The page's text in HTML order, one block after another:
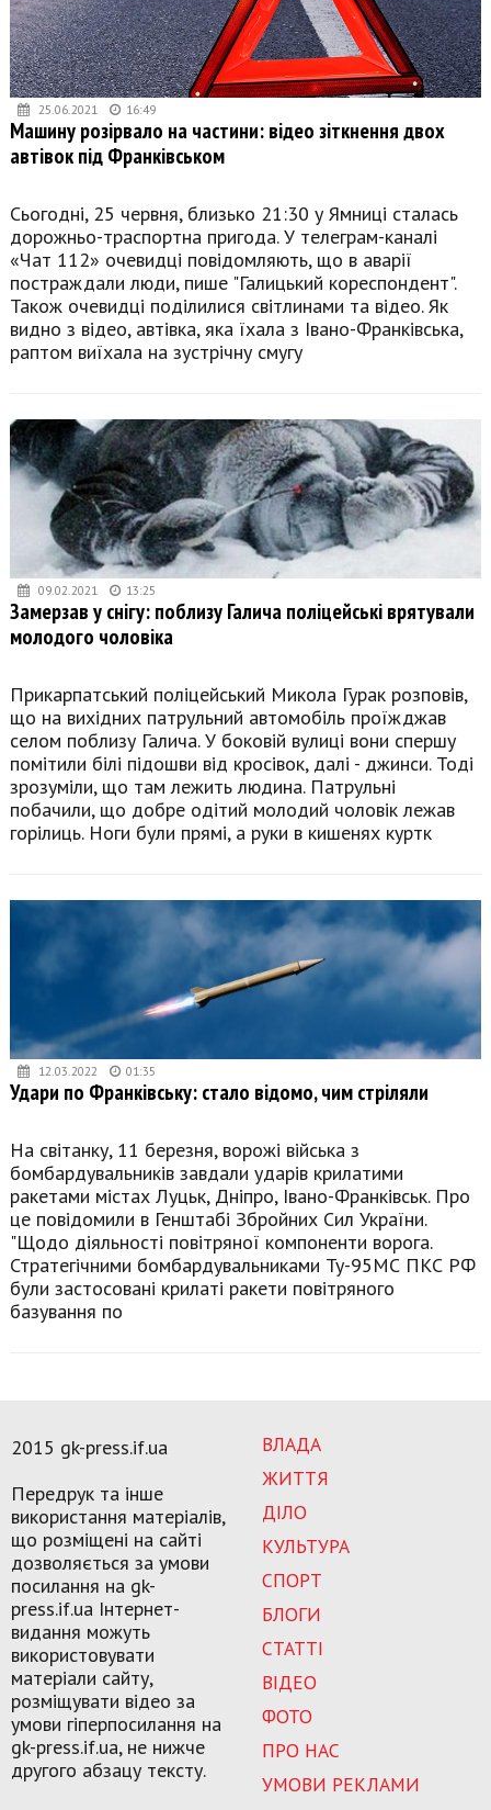
25.06.2021 16:49
Машину розірвало на частини: відео зіткнення двох
автівок під Франківськом
Сьогодні, 25 червня, близько 21:30 у Ямниці сталась
дорожньо-траспортна пригода. У телеграм-каналі
«Чат 112» очевидці повідомляють, що в аварії
постраждали люди, пише "Галицький кореспондент".
Також очевидці поділилися світлинами та відео. Як
видно з відео, автівка, яка їхала з Івано-Франківська,
раптом виїхала на зустрічну смугу
09.02.2021 13:25
Замерзав у снігу: поблизу Галича поліцейські врятували
молодого чоловіка
Прикарпатський поліцейський Микола Гурак розповів,
що на вихідних патрульний автомобіль проїжджав
селом поблизу Галича. У боковій вулиці вони спершу
помітили білі підошви від кросівок, далі - джинси. Тоді
зрозуміли, що там лежить людина. Патрульні
побачили, що добре одітий молодий чоловік лежав
горілиць. Ноги були прямі, а руки в кишенях куртк
12.03.2022 01:35
Удари по Франківську: стало відомо, чим стріляли
На світанку, 11 березня, ворожі війська з
бомбардувальників завдали ударів крилатими
ракетами містах Луцьк, Дніпро, Івано-Франківськ. Про
це повідомили в Генштабі Збройних Сил України.
"Щодо діяльності повітряної компоненти ворога.
Стратегічними бомбардувальниками Ту-95МС ПКС РФ
були застосовані крилаті ракети повітряного
базування по
ВЛАДА
ЖИТТЯ
ДІЛО
КУЛЬТУРА
СПОРТ
БЛОГИ
СТАТТІ
ВІДЕО
ФОТО
ПРО НАС
УМОВИ РЕКЛАМИ
2015 gk-press.if.ua
Передрук та інше
використання матеріалів,
що розміщені на сайті
дозволяється за умови
посилання на gk-
press.if.ua Інтернет-
видання можуть
використовувати
матеріали сайту,
розміщувати відео за
умови гіперпосилання на
gk-press.if.ua, не нижче
другого абзацу тексту.